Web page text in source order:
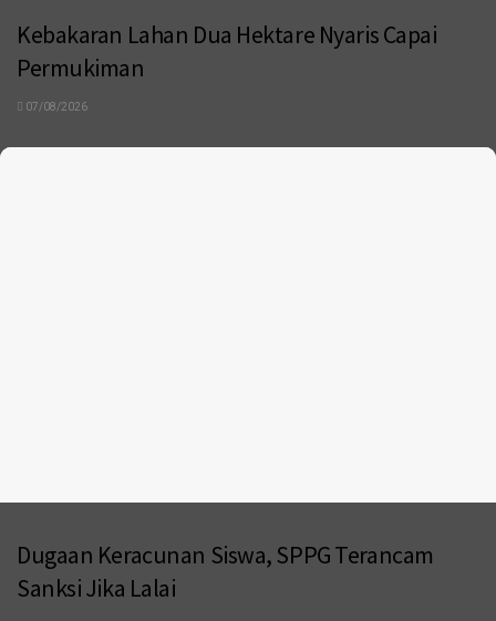
Kebakaran Lahan Dua Hektare Nyaris Capai
Permukiman
07/08/2026
Dugaan Keracunan Siswa, SPPG Terancam
Sanksi Jika Lalai